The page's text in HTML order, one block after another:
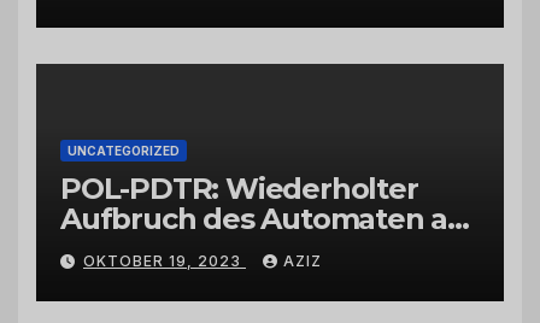
UNCATEGORIZED
POL-PDTR: Wiederholter
Aufbruch des Automaten am
Wohnmobilstellplatz in
Hermeskeil am Labachweg
OKTOBER 19, 2023 AZIZ